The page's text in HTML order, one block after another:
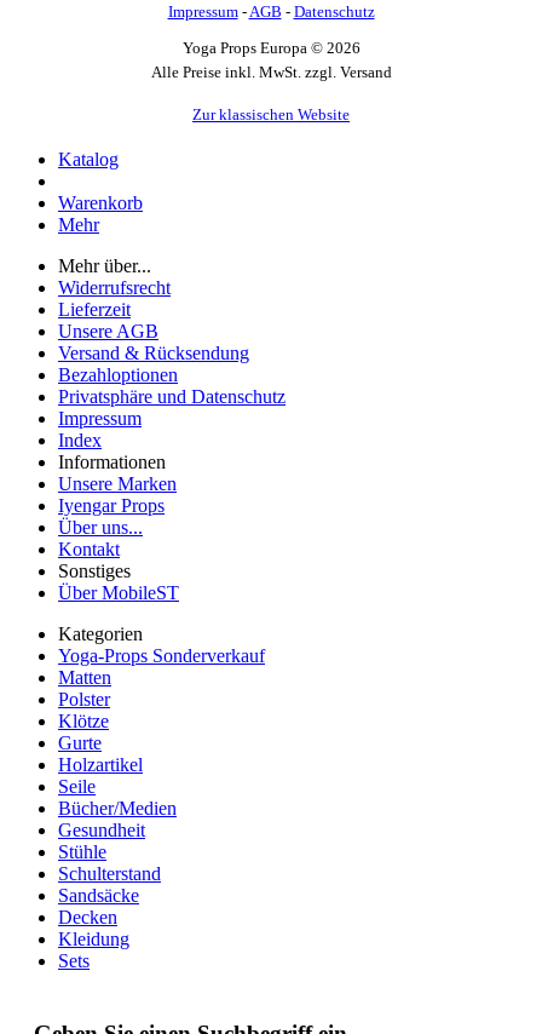
Impressum-AGB - Datenschutz
Yoga Props Europa © 2026
Alle Preise inkl. MwSt. zzgl. Versand
Zur klassischen Website
Katalog
Warenkorb
Mehr
Mehr über...
Widerrufsrecht
Lieferzeit
Unsere AGB
Versand & Rücksendung
Bezahloptionen
Privatsphäre und Datenschutz
Impressum
Index
Informationen
Unsere Marken
Iyengar Props
Über uns...
Kontakt
Sonstiges
Über MobileST
Kategorien
Yoga-Props Sonderverkauf
Matten
Polster
Klötze
Gurte
Holzartikel
Seile
Bücher/Medien
Gesundheit
Stühle
Schulterstand
Sandsäcke
Decken
Kleidung
Sets